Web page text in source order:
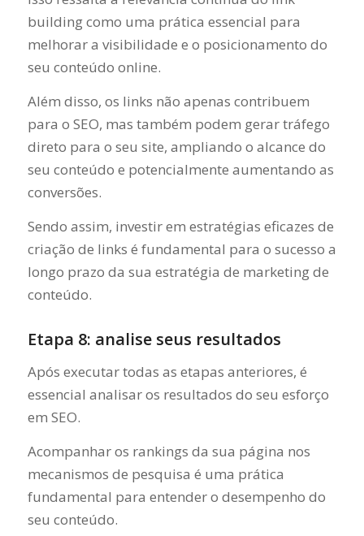
building como uma prática essencial para
melhorar a visibilidade e o posicionamento do
seu conteúdo online.
Além disso, os links não apenas contribuem
para o SEO, mas também podem gerar tráfego
direto para o seu site, ampliando o alcance do
seu conteúdo e potencialmente aumentando as
conversões.
Sendo assim, investir em estratégias eficazes de
criação de links é fundamental para o sucesso a
longo prazo da sua estratégia de marketing de
conteúdo.
Etapa 8: analise seus resultados
Após executar todas as etapas anteriores, é
essencial analisar os resultados do seu esforço
em SEO.
Acompanhar os rankings da sua página nos
mecanismos de pesquisa é uma prática
fundamental para entender o desempenho do
seu conteúdo.